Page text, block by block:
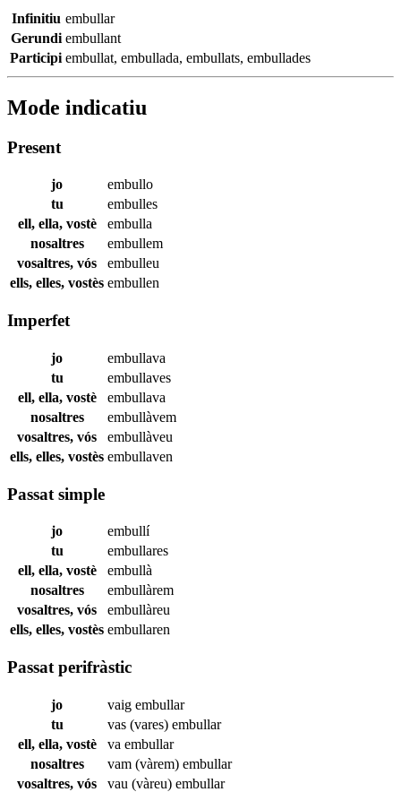
Infinitiu embullar
Gerundi embullant
Participi embullat, embullada, embullats, embullades
Mode indicatiu
Present
jo
embullo
tu
embulles
ell, ella, vostè
embulla
nosaltres
embullem
vosaltres, vós
embulleu
ells, elles, vostès embullen
Imperfet
jo
embullava
tu
embullaves
ell, ella, vostè
embullava
nosaltres
embullàvem
vosaltres, vós
embullàveu
ells, elles, vostès embullaven
Passat simple
jo
embullí
tu
embullares
ell, ella, vostè
embullà
nosaltres
embullàrem
vosaltres, vós
embullàreu
ells, elles, vostès embullaren
Passat perifràstic
jo vaig embullar
tu
vas (vares) embullar
ell, ella, vostè
va embullar
nosaltres
vam (vàrem) embullar
vosaltres, vós
vau (vàreu) embullar